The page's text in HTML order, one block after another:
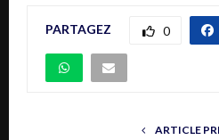
PARTAGEZ 0
ARTICLE